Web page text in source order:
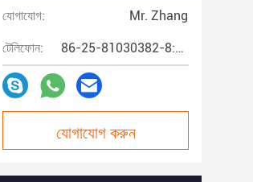
যোগাযোগ: Mr. Zhang
টেলিফোন: 86-25-81030382-8:00~17:00
যোগাযোগ করুন